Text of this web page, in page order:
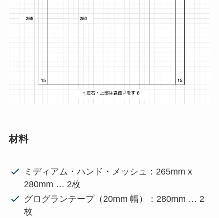
材料
ミディアム・ハンド・メッシュ：265mm x
280mm … 2枚
グログランテープ（20mm 幅）：280mm … 2
枚